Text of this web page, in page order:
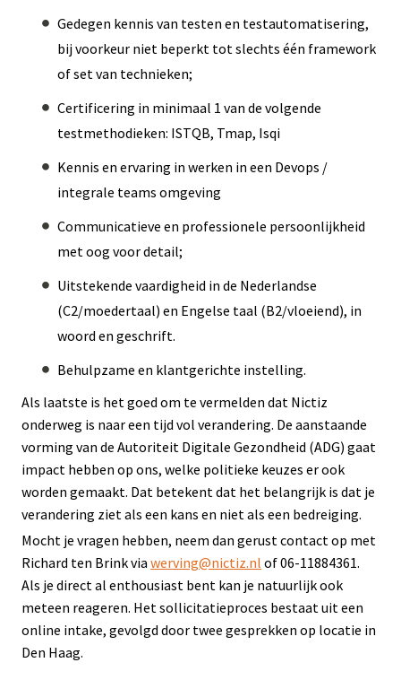
Gedegen kennis van testen en testautomatisering,
bij voorkeur niet beperkt tot slechts één framework
of set van technieken;
Certificering in minimaal 1 van de volgende
testmethodieken: ISTQB, Tmap, Isqi
Kennis en ervaring in werken in een Devops /
integrale teams omgeving
Communicatieve en professionele persoonlijkheid
met oog voor detail;
Uitstekende vaardigheid in de Nederlandse
(C2/moedertaal) en Engelse taal (B2/vloeiend), in
woord en geschrift.
Behulpzame en klantgerichte instelling.
Als laatste is het goed om te vermelden dat Nictiz
onderweg is naar een tijd vol verandering. De aanstaande
vorming van de Autoriteit Digitale Gezondheid (ADG) gaat
impact hebben op ons, welke politieke keuzes er ook
worden gemaakt. Dat betekent dat het belangrijk is dat je
verandering ziet als een kans en niet als een bedreiging.
Mocht je vragen hebben, neem dan gerust contact op met
Richard ten Brink via werving@nictiz.nl of 06-11884361.
Als je direct al enthousiast bent kan je natuurlijk ook
meteen reageren. Het sollicitatieproces bestaat uit een
online intake, gevolgd door twee gesprekken op locatie in
Den Haag.